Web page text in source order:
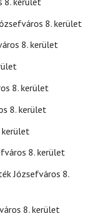
8. kerület
8. kerület
8. kerület
8. kerület
kerület
8. kerület
Józsefváros 8.
8. kerület